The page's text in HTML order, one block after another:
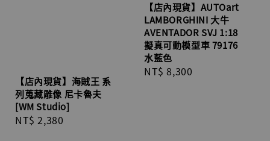
【店內現貨】海賊王 系
列蒐藏雕像 尼卡魯夫
[WM Studio]
Regular
NT$ 2,380
【店內現貨】AUTOart
LAMBORGHINI 大牛
AVENTADOR SVJ 1:18
擬真可動模型車 79176
水藍色
Regular
NT$ 8,300